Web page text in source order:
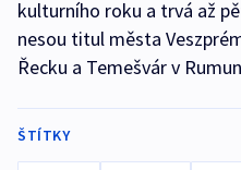
kulturního roku a trvá až
nesou titul města
Řecku a Temešvár v
ŠTÍTKY